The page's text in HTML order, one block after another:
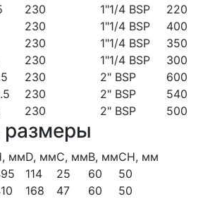
230 1"1/4 ВSР
220
230 1"1/4 ВSР
400
230 1"1/4 ВSР
350
230 1"1/4 ВSР
300
230 2" ВSР
600
230 2" ВSР
540
230 2" ВSР 500
размеры
ммD, ммС, ммВ, ммСН, мм
114 25 60
50
168 47 60
50